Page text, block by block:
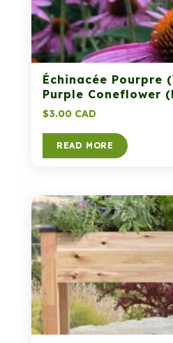
Échinacée Pourpre
Purple Coneflower
$3.00 CAD
READ MORE